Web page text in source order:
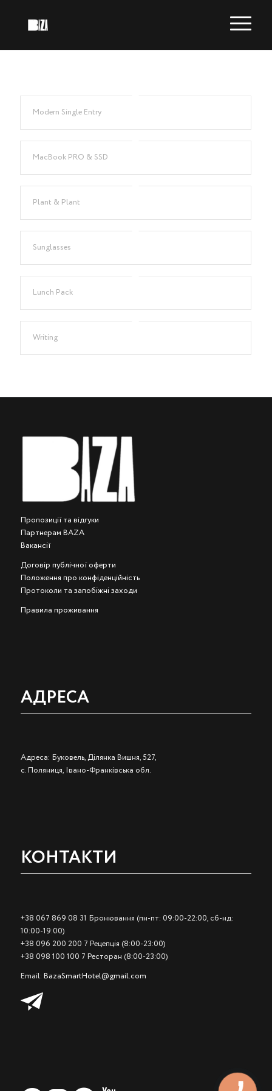
Modern Single Entry
MacBook PRO & SSD
Plant & Plant
Sunglasses
Lunch Pack
Writing
Пропозиції та відгуки
Партнерам BAZA
Вакансії
Договір публічної оферти
Положення про конфіденційність
Протоколи та запобіжні заходи
Правила проживання
АДРЕСА
Адреса: Буковель, Ділянка Вишня, 527,
с. Поляниця, Івано-Франківська обл.
КОНТАКТИ
+38 067 869 08 31 Бронювання (пн-пт: 09:00-22:00, сб-нд:
10:00-19:00)
+38 096 200 200 7 Рецепція (8:00-23:00)
+38 098 100 100 7 Ресторан (8:00-23:00)
Email: BazaSmartHotel@gmail.com